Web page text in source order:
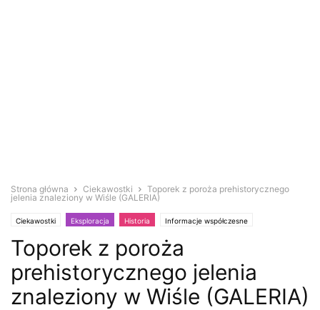
Strona główna Ciekawostki
Toporek z poroża prehistorycznego
jelenia znaleziony w Wiśle (GALERIA)
Ciekawostki Eksploracja Historia Informacje współczesne
Toporek z poroża
prehistorycznego jelenia
znaleziony w Wiśle (GALERIA)